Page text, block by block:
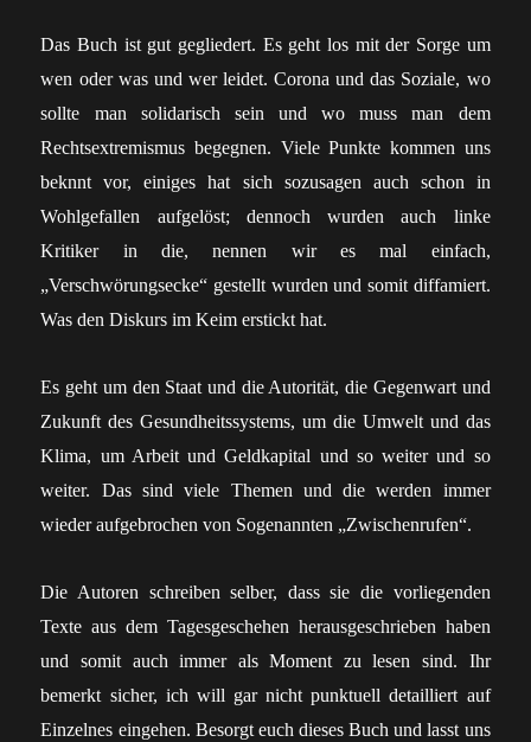
Das Buch ist gut gegliedert. Es geht los mit der Sorge um
wen oder was und wer leidet. Corona und das Soziale, wo
sollte man solidarisch sein und wo muss man dem
Rechtsextremismus begegnen. Viele Punkte kommen uns
beknnt vor, einiges hat sich sozusagen auch schon in
Wohlgefallen aufgelöst; dennoch wurden auch linke
Kritiker in die, nennen wir es mal einfach,
„Verschwörungsecke“ gestellt wurden und somit diffamiert.
Was den Diskurs im Keim erstickt hat.
Es geht um den Staat und die Autorität, die Gegenwart und
Zukunft des Gesundheitssystems, um die Umwelt und das
Klima, um Arbeit und Geldkapital und so weiter und so
weiter. Das sind viele Themen und die werden immer
wieder aufgebrochen von Sogenannten „Zwischenrufen“.
Die Autoren schreiben selber, dass sie die vorliegenden
Texte aus dem Tagesgeschehen herausgeschrieben haben
und somit auch immer als Moment zu lesen sind. Ihr
bemerkt sicher, ich will gar nicht punktuell detailliert auf
Einzelnes eingehen. Besorgt euch dieses Buch und lasst uns